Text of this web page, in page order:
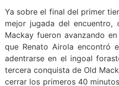
Ya sobre el final del primer
mejor jugada del encuentro,
Mackay fueron avanzando
que Renato Airola encontró
adentrarse en el ingoal
tercera conquista de Old
cerrar los primeros 40